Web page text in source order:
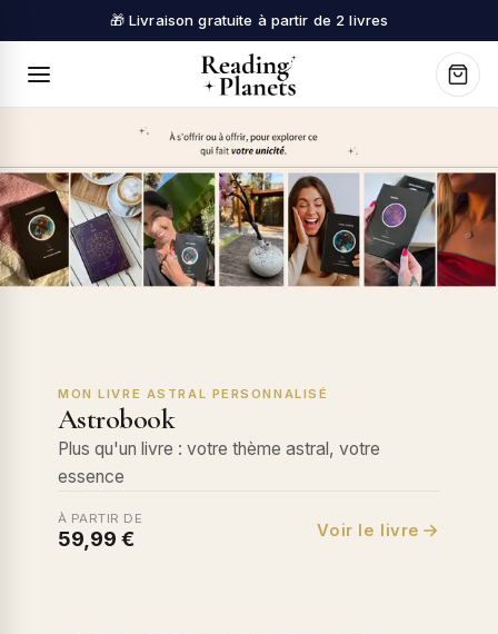
🎁 Livraison gratuite à partir de 2 livres
MON LIVRE ASTRAL PERSONNALISÉ
Astrobook
Plus qu'un livre : votre thème astral, votre
essence
À PARTIR DE
59,99 € Voir le livre